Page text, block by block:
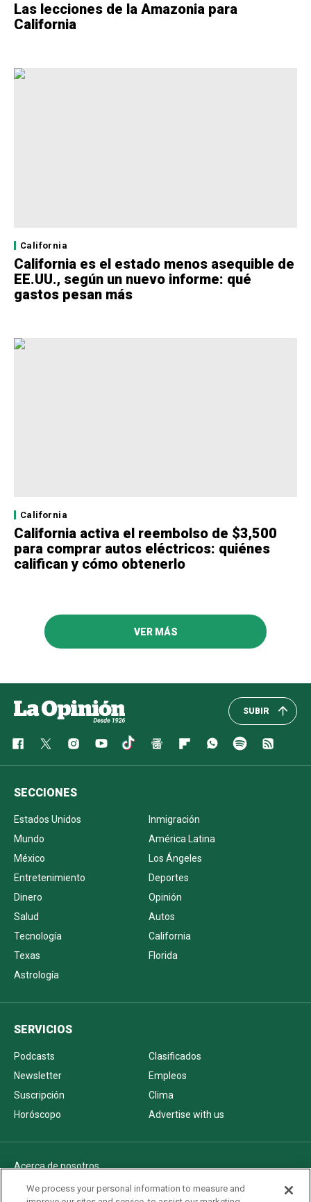
Las lecciones de la Amazonia para
California
California
California es el estado menos asequible de
EE.UU., según un nuevo informe: qué
gastos pesan más
California
California activa el reembolso de $3,500
para comprar autos eléctricos: quiénes
califican y cómo obtenerlo
VER MÁS
SUBIR
SECCIONES
Estados Unidos
Inmigración
Mundo
América Latina
México
Los Ángeles
Entretenimiento
Deportes
Dinero
Opinión
Salud
Autos
Tecnología
California
Texas
Florida
Astrología
SERVICIOS
Podcasts
Clasificados
Newsletter
Empleos
Suscripción
Clima
Horóscopo
Advertise with us
Acerca de nosotros
Politica de privacidad
We process your personal information to measure and